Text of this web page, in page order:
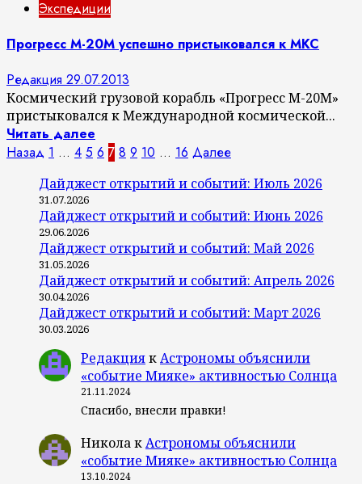
Экспедиции
Прогресс М-20М успешно пристыковался к МКС
Редакция 29.07.2013
Космический грузовой корабль «Прогресс М-20М»
пристыковался к Международной космической...
Читать далее
Пагинация
записей
Назад 1 … 4 5 6 7 8 9 10 … 16 Далее
Дайджест открытий и событий: Июль 2026
31.07.2026
Дайджест открытий и событий: Июнь 2026
29.06.2026
Дайджест открытий и событий: Май 2026
31.05.2026
Дайджест открытий и событий: Апрель 2026
30.04.2026
Дайджест открытий и событий: Март 2026
30.03.2026
РедакциякАстрономы объяснили
«событие Мияке» активностью Солнца
21.11.2024
Спасибо, внесли правки!
НиколакАстрономы объяснили
«событие Мияке» активностью Солнца
13.10.2024